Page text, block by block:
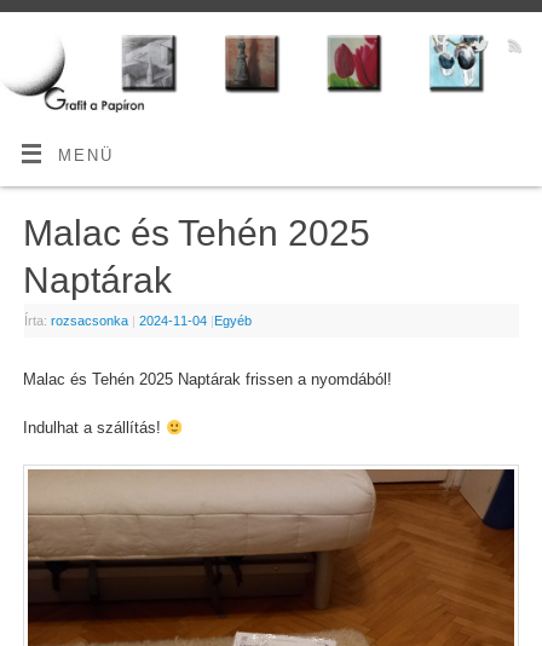
MENÜ
Malac és Tehén 2025
Naptárak
Írta: rozsacsonka | 2024-11-04 |Egyéb
Malac és Tehén 2025 Naptárak frissen a nyomdából!
Indulhat a szállítás!